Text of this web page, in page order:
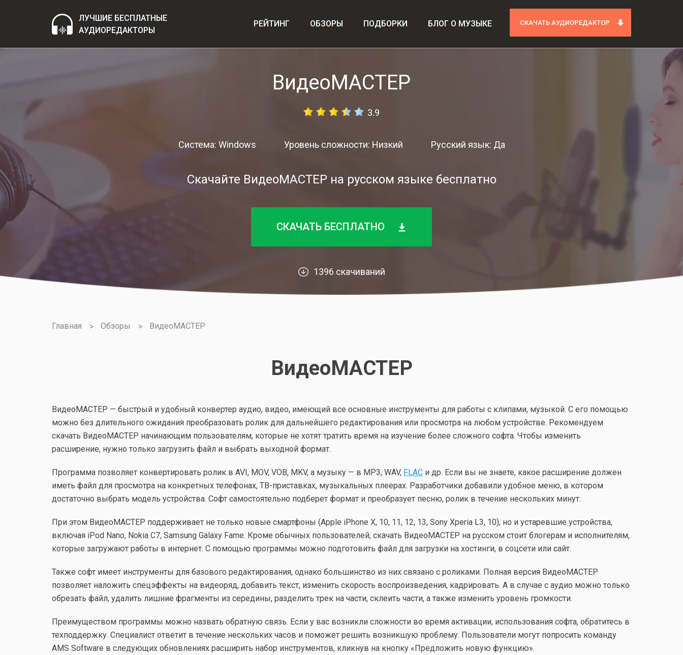
ЛУЧШИЕ БЕСПЛАТНЫЕ
АУДИОРЕДАКТОРЫ
РЕЙТИНГ ОБЗОРЫ ПОДБОРКИ БЛОГ О МУЗЫКЕ СКАЧАТЬ АУДИОРЕДАКТОР
ВидеоМАСТЕР
3.9
Система: Windows Уровень сложности: Низкий Русский язык: Да
Скачайте ВидеоМАСТЕР на русском языке бесплатно
СКАЧАТЬ БЕСПЛАТНО
1396 скачиваний
Главная Обзоры ВидеоМАСТЕР
ВидеоМАСТЕР
ВидеоМАСТЕР — быстрый и удобный конвертер аудио, видео, имеющий все основные инструменты для работы с клипами, музыкой. С его помощью
можно без длительного ожидания преобразовать ролик для дальнейшего редактирования или просмотра на любом устройстве. Рекомендуем
скачать ВидеоМАСТЕР начинающим пользователям, которые не хотят тратить время на изучение более сложного софта. Чтобы изменить
расширение, нужно только загрузить файл и выбрать выходной формат.
Программа позволяет конвертировать ролик в AVI, MOV, VOB, MKV, а музыку — в MP3, WAV, FLAC и др. Если вы не знаете, какое расширение должен
иметь файл для просмотра на конкретных телефонах, ТВ-приставках, музыкальных плеерах. Разработчики добавили удобное меню, в котором
достаточно выбрать модель устройства. Софт самостоятельно подберет формат и преобразует песню, ролик в течение нескольких минут.
При этом ВидеоМАСТЕР поддерживает не только новые смартфоны (Apple iPhone X, 10, 11, 12, 13, Sony Xperia L3, 10), но и устаревшие устройства,
включая iPod Nano, Nokia C7, Samsung Galaxy Fame. Кроме обычных пользователей, скачать ВидеоМАСТЕР на русском стоит блогерам и исполнителям,
которые загружают работы в интернет. С помощью программы можно подготовить файл для загрузки на хостинги, в соцсети или сайт.
Также софт имеет инструменты для базового редактирования, однако большинство из них связано с роликами. Полная версия ВидеоМАСТЕР
позволяет наложить спецэффекты на видеоряд, добавить текст, изменить скорость воспроизведения, кадрировать. А в случае с аудио можно только
обрезать файл, удалить лишние фрагменты из середины, разделить трек на части, склеить части, а также изменить уровень громкости.
Преимуществом программы можно назвать обратную связь. Если у вас возникли сложности во время активации, использования софта, обратитесь в
техподдержку. Специалист ответит в течение нескольких часов и поможет решить возникшую проблему. Пользователи могут попросить команду
AMS Software в следующих обновлениях расширить набор инструментов, кликнув на кнопку «Предложить новую функцию».